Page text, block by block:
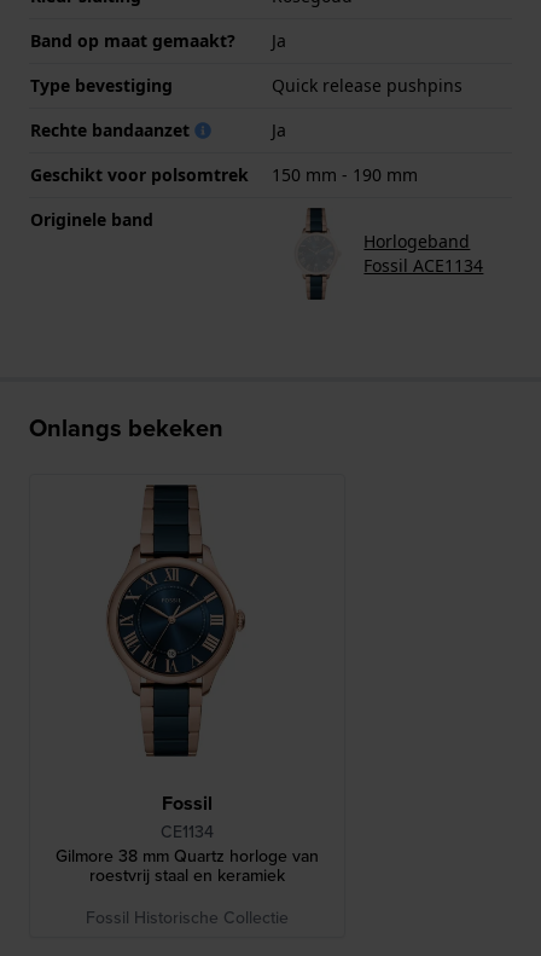
Band op maat gemaakt?
Ja
Type bevestiging
Quick release pushpins
Rechte bandaanzet
Ja
Geschikt voor polsomtrek
150 mm - 190 mm
Originele band
Horlogeband
Fossil ACE1134
Onlangs bekeken
Fossil
CE1134
Gilmore 38 mm Quartz horloge van
roestvrij staal en keramiek
Fossil Historische Collectie